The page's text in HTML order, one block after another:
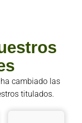
cambiado las
titulados.